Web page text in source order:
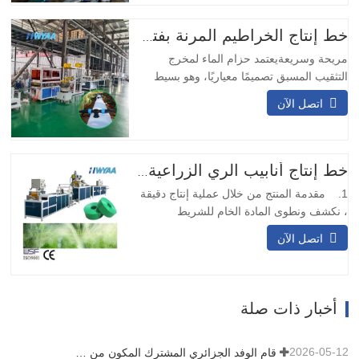
التصميم ذو المدخلين والمخرجين التشغيل
المستمر…
خط إنتاج الخراطيم المرنة بفتحة التخريم المسبق
مريحة وسريعةيعتمد حزام الماء لمخرج
التثقيب المسبق تصميمًا معياريًا، وهو بسيط
ومريح في التركيب. لا يتطلب اللحام في
الموقع ويمكن تركيبه بسرعة.وسائل النقل
وفقًا للاحتياجات المختلفة، وهو مناسب
لسيناريوهات النقل المختلفة.…
اتصل الآن
1. مقدمة المنتج من خلال عملية إنتاج دقيقة
، نكشف ونطوى المادة الخام للشريط
المنسوج أو الحزام ، وبعد خضوعه لمعالجة
الختم الحراري ، فإنه يتحول إلى هيكل قوي
الثقوب الدقيقة بالتساوي عبر الشريط بأكمله.
عند الانتهاء من…
اتصل الآن
أخبار ذات صلة
2026-05-12